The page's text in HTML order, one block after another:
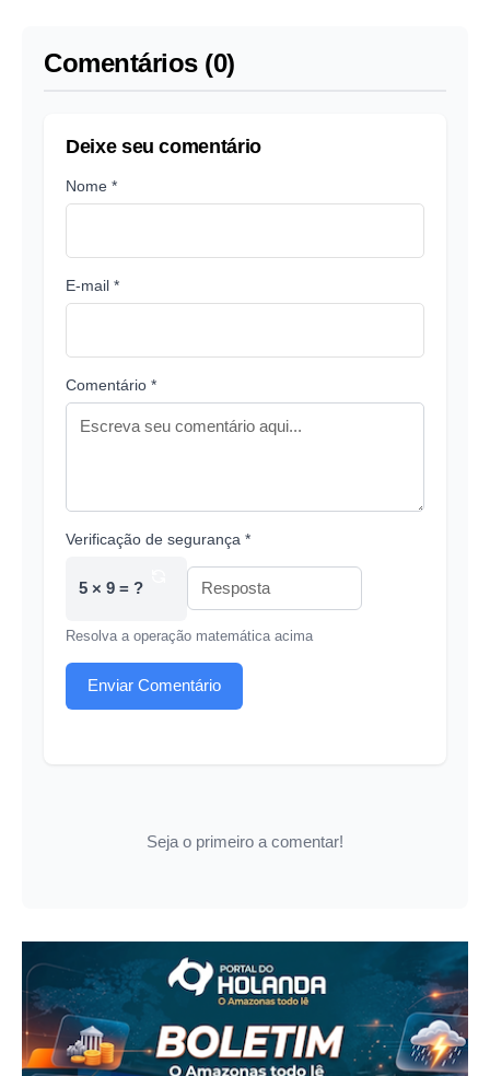
Comentários (0)
Deixe seu comentário
Nome *
E-mail *
Comentário *
Verificação de segurança *
5 × 9 = ?
Resolva a operação matemática acima
Enviar Comentário
Seja o primeiro a comentar!